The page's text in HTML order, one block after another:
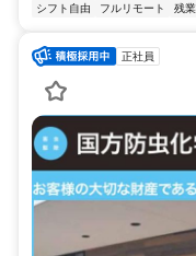
シフト自由 フルリモート 残業
正社員